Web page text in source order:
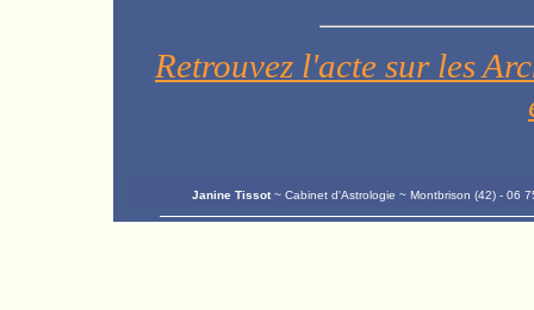
Retrouvez l'acte sur les